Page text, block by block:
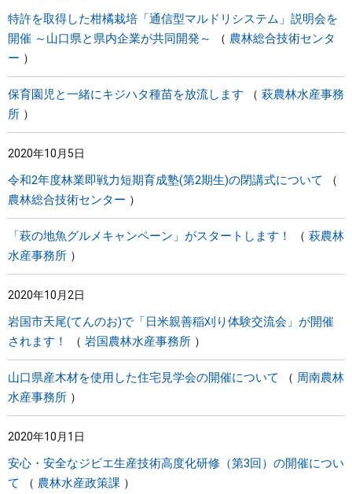
特許を取得した柑橘栽培「通信型マルドリシステム」説明会を
開催 ～山口県と県内企業が共同開発～
農林総合技術センタ
ー
保育園児と一緒にキジハタ種苗を放流します
萩農林水産事務
所
2020年10月5日
令和2年度林業即戦力短期育成塾(第2期生)の閉講式について
農林総合技術センター
「萩の地魚グルメキャンペーン」がスタートします！
萩農林
水産事務所
2020年10月2日
岩国市天尾(てんのお)で「日米親善稲刈り体験交流会」が開催
されます！
岩国農林水産事務所
山口県産木材を使用した住宅見学会の開催について
周南農林
水産事務所
2020年10月1日
安心・安全なジビエ生産技術高度化研修（第3回）の開催につい
て
農林水産政策課